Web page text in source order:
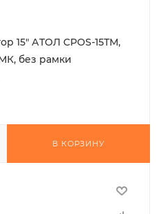
15" АТОЛ CPOS-15TM,
без рамки
В КОРЗИНУ